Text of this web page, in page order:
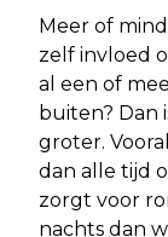
Meer of
zelf invloed
al een of
buiten? Dan
groter.
dan alle tijd
zorgt voor
nachts dan